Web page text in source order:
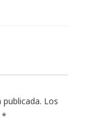
Los
*